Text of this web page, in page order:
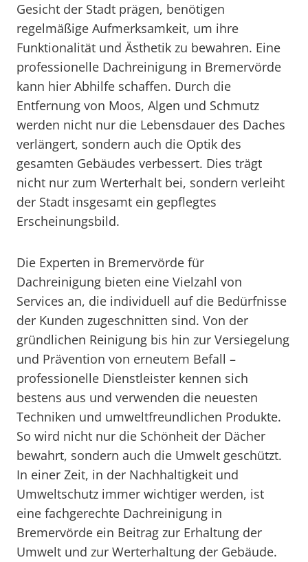
Gesicht der Stadt prägen, benötigen
regelmäßige Aufmerksamkeit, um ihre
Funktionalität und Ästhetik zu bewahren. Eine
professionelle Dachreinigung in Bremervörde
kann hier Abhilfe schaffen. Durch die
Entfernung von Moos, Algen und Schmutz
werden nicht nur die Lebensdauer des Daches
verlängert, sondern auch die Optik des
gesamten Gebäudes verbessert. Dies trägt
nicht nur zum Werterhalt bei, sondern verleiht
der Stadt insgesamt ein gepflegtes
Erscheinungsbild.
Die Experten in Bremervörde für
Dachreinigung bieten eine Vielzahl von
Services an, die individuell auf die Bedürfnisse
der Kunden zugeschnitten sind. Von der
gründlichen Reinigung bis hin zur Versiegelung
und Prävention von erneutem Befall –
professionelle Dienstleister kennen sich
bestens aus und verwenden die neuesten
Techniken und umweltfreundlichen Produkte.
So wird nicht nur die Schönheit der Dächer
bewahrt, sondern auch die Umwelt geschützt.
In einer Zeit, in der Nachhaltigkeit und
Umweltschutz immer wichtiger werden, ist
eine fachgerechte Dachreinigung in
Bremervörde ein Beitrag zur Erhaltung der
Umwelt und zur Werterhaltung der Gebäude.